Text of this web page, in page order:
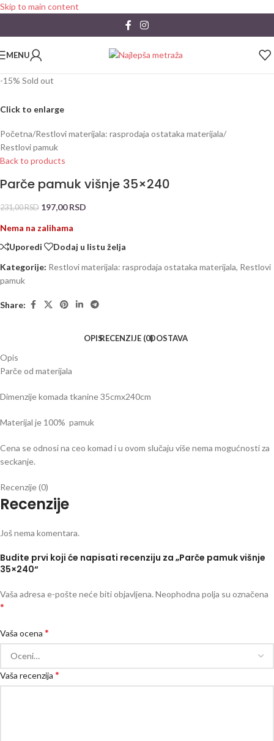
Skip to main content
MENU
-15% Sold out
Click to enlarge
Početna/Restlovi materijala: rasprodaja ostataka materijala/
Restlovi pamuk
Back to products
Parče pamuk višnje 35×240
231,00RSD 197,00RSD
Nema na zalihama
Uporedi
Dodaj u listu želja
Kategorije: Restlovi materijala: rasprodaja ostataka materijala, Restlovi
pamuk
Share:
OPISRECENZIJE (0)DOSTAVA
Opis
Parče od materijala
Dimenzije komada tkanine 35cmx240cm
Materijal je 100% pamuk
Cena se odnosi na ceo komad i u ovom slučaju više nema mogućnosti za
seckanje.
Recenzije (0)
Recenzije
Još nema komentara.
Budite prvi koji će napisati recenziju za „Parče pamuk višnje
35×240“
Vaša adresa e-pošte neće biti objavljena.Neophodna polja su označena
*
Vaša ocena *
Vaša recenzija *